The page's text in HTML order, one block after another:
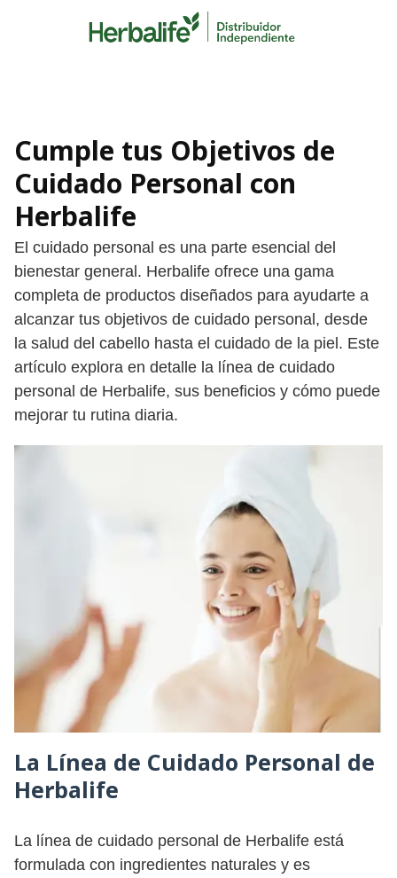
Cumple tus Objetivos de
Cuidado Personal con
Herbalife
El cuidado personal es una parte esencial del
bienestar general. Herbalife ofrece una gama
completa de productos diseñados para ayudarte a
alcanzar tus objetivos de cuidado personal, desde
la salud del cabello hasta el cuidado de la piel. Este
artículo explora en detalle la línea de cuidado
personal de Herbalife, sus beneficios y cómo puede
mejorar tu rutina diaria.
La Línea de Cuidado Personal de
Herbalife
La línea de cuidado personal de Herbalife está
formulada con ingredientes naturales y es